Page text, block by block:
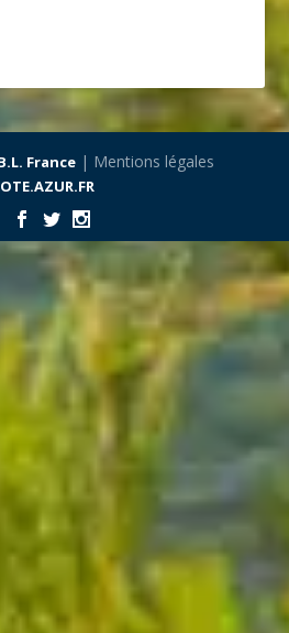
France| Mentions légales